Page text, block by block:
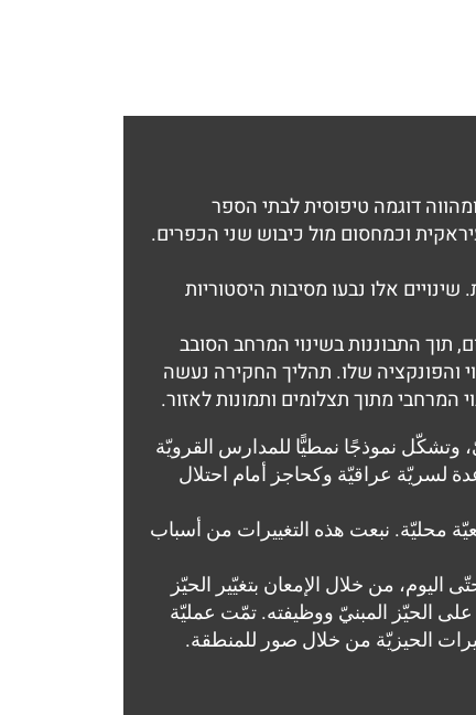
דוגמה טיפוסית לבתי הספר
לפלוגה העיראקית וכמחסום מול כיבוש שני הכפרים.
אלו נבעו מסיבות היסטוריות
תוך התבוננות בשינוי המרחב הסובב
והפונקציה שלו. תהליך החקירה נעשה
מתוך תצלומים ותמונות לאזור.
وتشكّل نموذجًا نمطيًّا للمدارس القرويّة
النكبة كقاعدة لسريّة عراقيّة وكحاجز أمام احتلال
محليّة. نبعت هذه التغييرات من أسباب
من خلال الإمعان بتغيّير الحيّز
على الحيّز المبنيّ ووظيفته. تمّت عمليّة
الحيزيّة من خلال صور للمنطقة.